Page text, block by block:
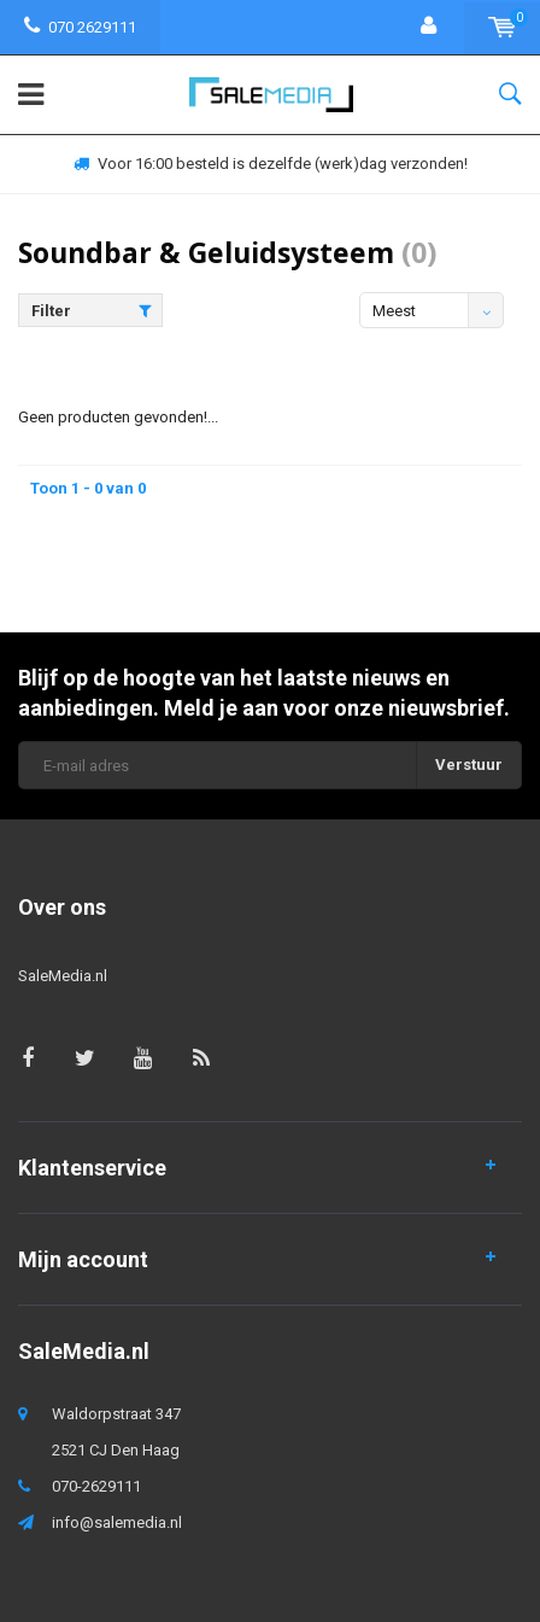
070 2629111
0
Voor 16:00 besteld is dezelfde (werk)dag verzonden!
Soundbar & Geluidsysteem (0)
Filter
Meest
Geen producten gevonden!...
Toon 1 - 0 van 0
Blijf op de hoogte van het laatste nieuws en
aanbiedingen. Meld je aan voor onze nieuwsbrief.
Verstuur
Over ons
SaleMedia.nl
Klantenservice
Mijn account
SaleMedia.nl
Waldorpstraat 347
2521 CJ Den Haag
070-2629111
info@salemedia.nl